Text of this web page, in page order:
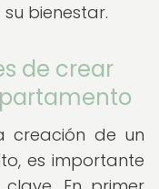
bienestar.
de crear
creación de un
es importante